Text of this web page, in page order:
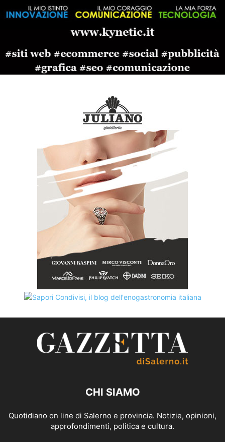
CHI SIAMO
Quotidiano on line di Salerno e provincia. Notizie, opinioni,
approfondimenti, politica e cultura.